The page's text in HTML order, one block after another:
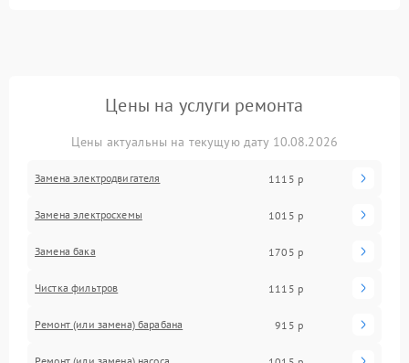
Цены на услуги ремонта
Цены актуальны на текущую дату 10.08.2026
Замена электродвигателя 1115 р
Замена электросхемы 1015 р
Замена бака 1705 р
Чистка фильтров 1115 р
Ремонт (или замена) барабана 915 р